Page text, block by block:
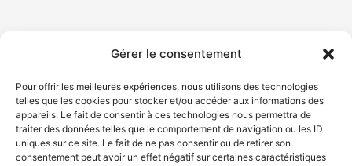
Gérer le consentement
Pour offrir les meilleures expériences, nous utilisons des technologies
telles que les cookies pour stocker et/ou accéder aux informations des
appareils. Le fait de consentir à ces technologies nous permettra de
traiter des données telles que le comportement de navigation ou les ID
uniques sur ce site. Le fait de ne pas consentir ou de retirer son
consentement peut avoir un effet négatif sur certaines caractéristiques